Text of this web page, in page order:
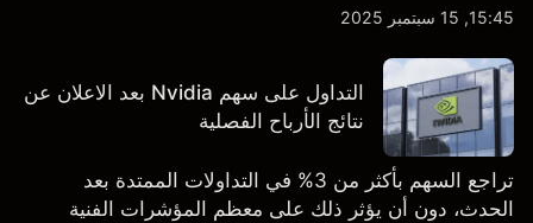
15:45, 15 سبتمبر 2025
التداول على سهم Nvidia بعد الاعلان عن
نتائج الأرباح الفصلية
تراجع السهم بأكثر من 3% في التداولات الممتدة بعد
الحدث، دون أن يؤثر ذلك على معظم المؤشرات الفنية